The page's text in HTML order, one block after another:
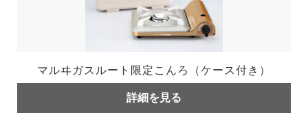
マルヰガスルート限定こんろ（ケース付き）
詳細を見る